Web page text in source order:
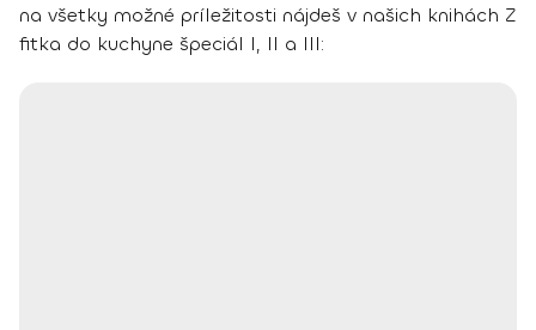
na všetky možné príležitosti nájdeš v našich knihách Z
fitka do kuchyne špeciál I, II a III: